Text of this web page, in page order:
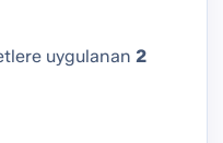
uygulanan2